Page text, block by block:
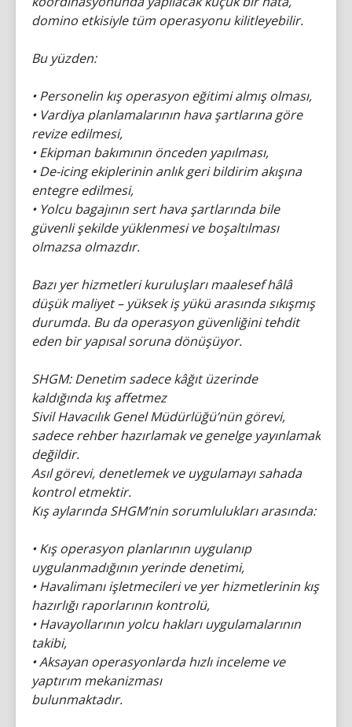
domino etkisiyle tüm operasyonu kilitleyebilir.
Bu yüzden:
• Personelin kış operasyon eğitimi almış olması,
• Vardiya planlamalarının hava şartlarına göre
revize edilmesi,
• Ekipman bakımının önceden yapılması,
• De-icing ekiplerinin anlık geri bildirim akışına
entegre edilmesi,
• Yolcu bagajının sert hava şartlarında bile
güvenli şekilde yüklenmesi ve boşaltılması
olmazsa olmazdır.
Bazı yer hizmetleri kuruluşları maalesef hâlâ
düşük maliyet – yüksek iş yükü arasında sıkışmış
durumda. Bu da operasyon güvenliğini tehdit
eden bir yapısal soruna dönüşüyor.
SHGM: Denetim sadece kâğıt üzerinde
kaldığında kış affetmez
Sivil Havacılık Genel Müdürlüğü’nün görevi,
sadece rehber hazırlamak ve genelge yayınlamak
değildir.
Asıl görevi, denetlemek ve uygulamayı sahada
kontrol etmektir.
Kış aylarında SHGM’nin sorumlulukları arasında:
• Kış operasyon planlarının uygulanıp
uygulanmadığının yerinde denetimi,
• Havalimanı işletmecileri ve yer hizmetlerinin kış
hazırlığı raporlarının kontrolü,
• Havayollarının yolcu hakları uygulamalarının
takibi,
• Aksayan operasyonlarda hızlı inceleme ve
yaptırım mekanizması
bulunmaktadır.